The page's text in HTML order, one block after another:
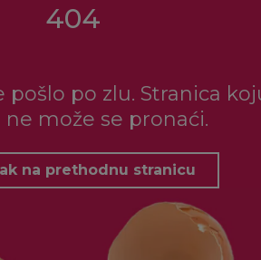
404
pošlo po zlu. Stranica
može se pronaći.
na prethodnu stranicu